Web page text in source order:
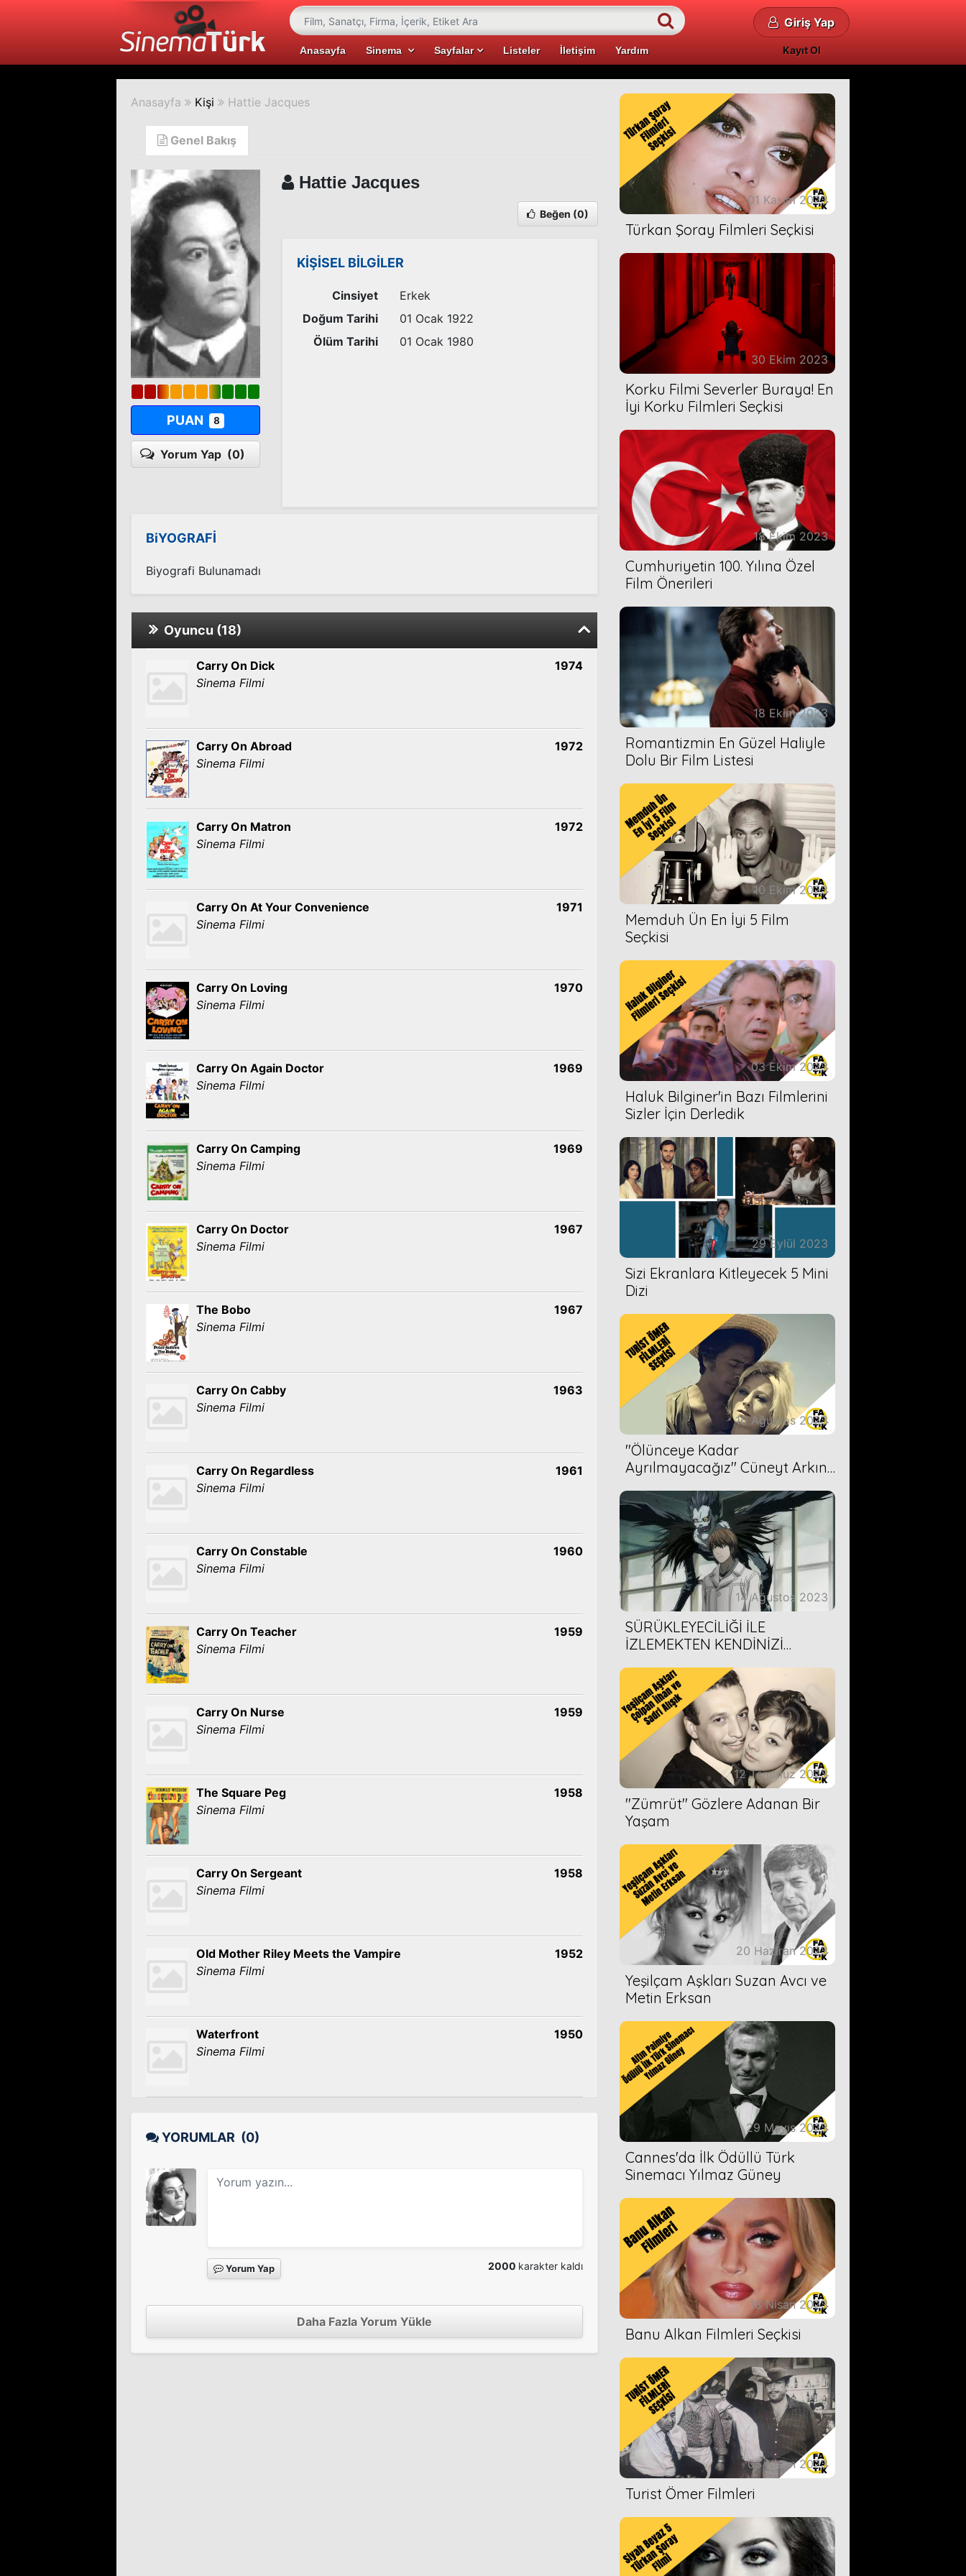
Anasayfa Sinema Sayfalar Listeler İletişim Yardım
Giriş Yap
Kayıt Ol
Anasayfa Kişi Hattie Jacques
Genel Bakış
PUAN 8
Yorum Yap (0)
Hattie Jacques
Beğen (0)
KİŞİSEL BİLGİLER
Cinsiyet
Erkek
Doğum Tarihi
01 Ocak 1922
Ölüm Tarihi
01 Ocak 1980
BiYOGRAFİ
Biyografi Bulunamadı
Oyuncu (18)
Carry On Dick
Sinema Filmi
1974
Carry On Abroad
Sinema Filmi
1972
Carry On Matron
Sinema Filmi
1972
Carry On At Your Convenience
Sinema Filmi
1971
Carry On Loving
Sinema Filmi
1970
Carry On Again Doctor
Sinema Filmi
1969
Carry On Camping
Sinema Filmi
1969
Carry On Doctor
Sinema Filmi
1967
The Bobo
Sinema Filmi
1967
Carry On Cabby
Sinema Filmi
1963
Carry On Regardless
Sinema Filmi
1961
Carry On Constable
Sinema Filmi
1960
Carry On Teacher
Sinema Filmi
1959
Carry On Nurse
Sinema Filmi
1959
The Square Peg
Sinema Filmi
1958
Carry On Sergeant
Sinema Filmi
1958
Old Mother Riley Meets the Vampire
Sinema Filmi
1952
Waterfront
Sinema Filmi
1950
YORUMLAR (0)
Yorum Yap 2000 karakter kaldı
Daha Fazla Yorum Yükle
01 Kasım 2023
Türkan Şoray Filmleri Seçkisi
30 Ekim 2023
Korku Filmi Severler Buraya! En
İyi Korku Filmleri Seçkisi
18 Ekim 2023
Cumhuriyetin 100. Yılına Özel
Film Önerileri
18 Ekim 2023
Romantizmin En Güzel Haliyle
Dolu Bir Film Listesi
10 Ekim 2023
Memduh Ün En İyi 5 Film
Seçkisi
03 Ekim 2023
Haluk Bilginer'in Bazı Filmlerini
Sizler İçin Derledik
29 Eylül 2023
Sizi Ekranlara Kitleyecek 5 Mini
Dizi
16 Ağustos 2023
''Ölünceye Kadar
Ayrılmayacağız'' Cüneyt Arkın-
14 Ağustos 2023
SÜRÜKLEYECİLİĞİ İLE
İZLEMEKTEN KENDİNİZİ
ÖNERİMİZ
12 Temmuz 2023
''Zümrüt'' Gözlere Adanan Bir
Yaşam
20 Haziran 2023
Yeşilçam Aşkları Suzan Avcı ve
Metin Erksan
29 Mayıs 2023
Cannes'da İlk Ödüllü Türk
Sinemacı Yılmaz Güney
18 Nisan 2023
Banu Alkan Filmleri Seçkisi
05 Nisan 2023
Turist Ömer Filmleri